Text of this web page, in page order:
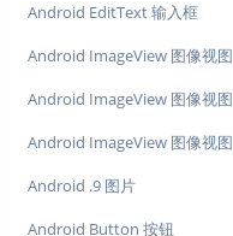
Android EditText 输入框
Android ImageView 图像视图
Android ImageView 图像视图
Android ImageView 图像视图
Android .9 图片
Android Button 按钮